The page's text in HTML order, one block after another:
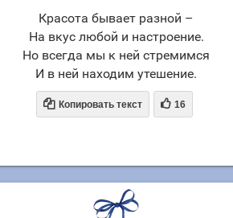
Красота бывает разной –
На вкус любой и настроение.
Но всегда мы к ней стремимся
И в ней находим утешение.
 Копировать текст  16